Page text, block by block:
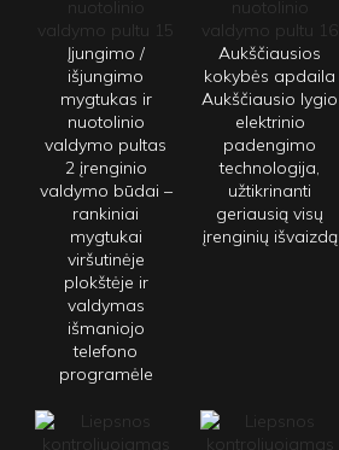
Įjungimo /
išjungimo
mygtukas ir
nuotolinio
valdymo pultas
2 įrenginio
valdymo būdai –
rankiniai
mygtukai
viršutinėje
plokštėje ir
valdymas
išmaniojo
telefono
programėle
Aukščiausios
kokybės apdaila
Aukščiausio lygio
elektrinio
padengimo
technologija,
užtikrinanti
geriausią visų
įrenginių išvaizdą